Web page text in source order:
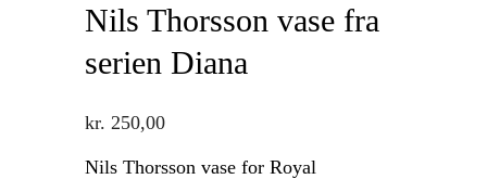
Nils Thorsson vase fra
serien Diana
kr. 250,00
Nils Thorsson vase for Royal